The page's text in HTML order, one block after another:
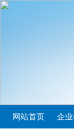
网站首页 企